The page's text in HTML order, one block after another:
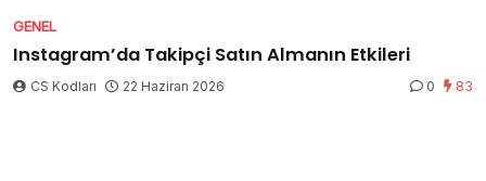
GENEL
Instagram’da Takipçi Satın Almanın Etkileri
CS Kodları 22 Haziran 2026 0 83